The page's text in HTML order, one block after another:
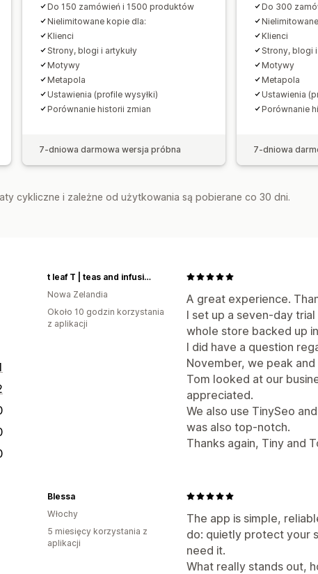
Do 150 zamówień i 1500 produktów
Nielimitowane kopie dla:
Klienci
Strony, blogi i artykuły
Motywy
Metapola
Ustawienia (profile wysyłki)
Porównanie historii zmian
7-dniowa darmowa wersja próbna
Do 300
Klienci
Strony, blogi i
Motywy
Metapola
Ustawienia
Porównanie
7-dniowa
cykliczne i zależne od użytkowania są pobierane co 30 dni.
A great experience.
I set up a seven-day
whole store backed up
I did have a question
November, we peak
Tom looked at our
appreciated.
We also use TinySeo
was also top-notch.
Thanks again, Tiny and
t leaf T | teas and infusions from around the world
Nowa Zelandia
Około 10 godzin korzystania
z aplikacji
The app is simple,
do: quietly protect your
need it.
What really stands out,
Blessa
Włochy
5 miesięcy korzystania z
aplikacji